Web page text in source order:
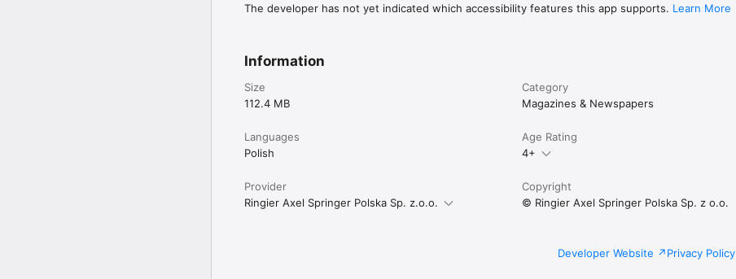
The developer has not yet indicated which accessibility features this app supports. Learn More
Information
Size
112.4 MB
Category
Magazines & Newspapers
Languages
Polish
Age Rating
4+
Provider
Ringier Axel Springer Polska Sp. z.o.o.
Copyright
© Ringier Axel Springer Polska Sp. z o.o.
Developer Website Privacy Policy